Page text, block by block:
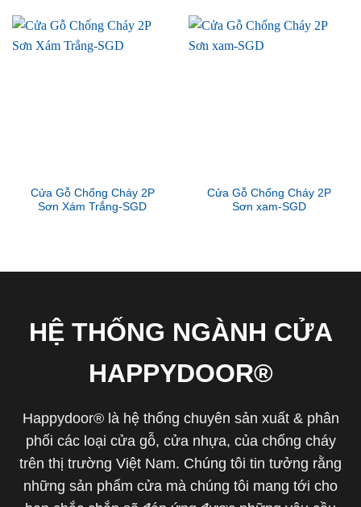
Cửa Gỗ Chống Cháy 2P
Sơn Xám Trắng-SGD
Cửa Gỗ Chống Cháy 2P
Sơn xam-SGD
HỆ THỐNG NGÀNH CỬA
HAPPYDOOR®
Happydoor® là hệ thống chuyên sản xuất & phân
phối các loại cửa gỗ, cửa nhựa, của chống cháy
trên thị trường Việt Nam. Chúng tôi tin tưởng rằng
những sản phẩm cửa mà chúng tôi mang tới cho